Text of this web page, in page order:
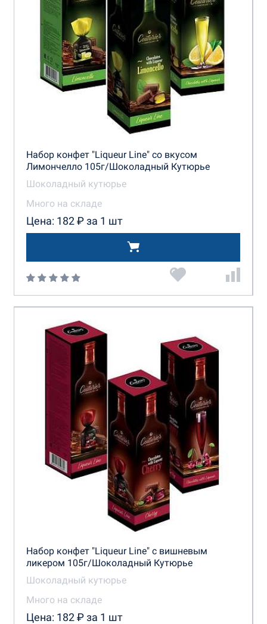
Набор конфет "Liqueur Line" со вкусом
Лимончелло 105г/Шоколадный Кутюрье
Шоколадный кутюрье
Много на складе
Цена: 182 ₽ за 1 шт
Набор конфет "Liqueur Line" с вишневым
ликером 105г/Шоколадный Кутюрье
Шоколадный кутюрье
Много на складе
Цена: 182 ₽ за 1 шт